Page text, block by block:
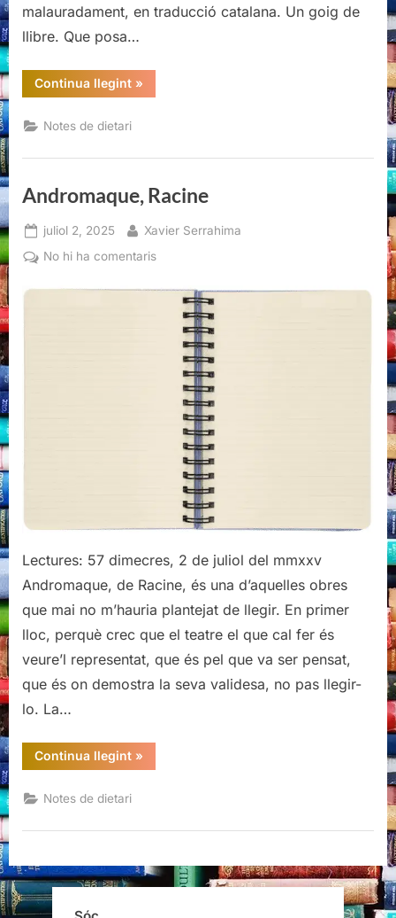
malauradament, en traducció catalana. Un goig de
llibre. Que posa…
Continua llegint“Philip
Roth:
la
crítica
»
Notes de dietari
Andromaque, Racine
Posted
on
juliol 2, 2025 By
Xavier Serrahima
No hi ha comentarisa
Racine
Lectures: 57 dimecres, 2 de juliol del mmxxv
Andromaque, de Racine, és una d’aquelles obres
que mai no m’hauria plantejat de llegir. En primer
lloc, perquè crec que el teatre el que cal fer és
veure’l representat, que és pel que va ser pensat,
que és on demostra la seva validesa, no pas llegir-
lo. La…
Continua llegint“Andromaque,
Racine”
»
Notes de dietari